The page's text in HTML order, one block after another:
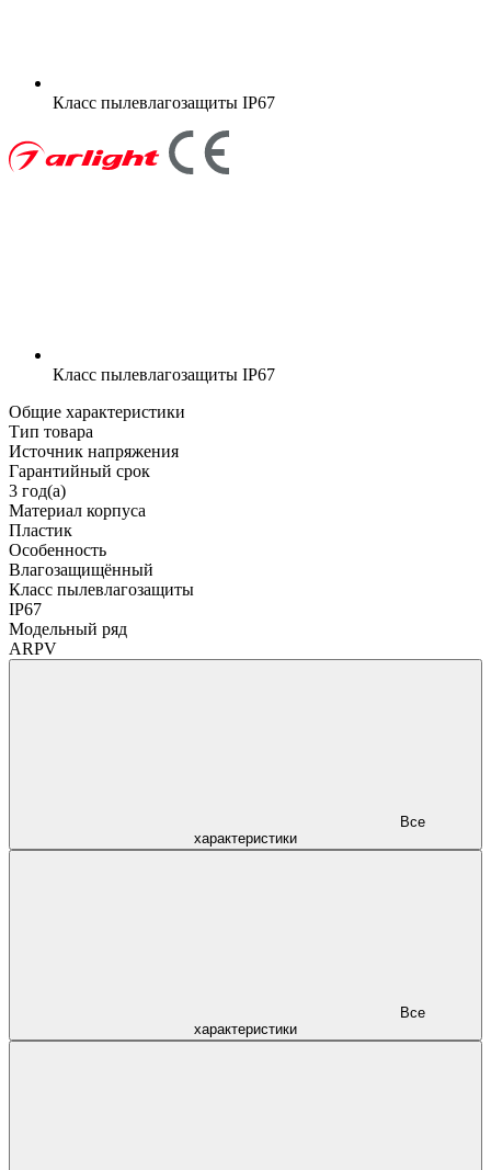
Класс пылевлагозащиты IP67
Класс пылевлагозащиты IP67
Общие характеристики
Тип товара
Источник напряжения
Гарантийный срок
3 год(а)
Материал корпуса
Пластик
Особенность
Влагозащищённый
Класс пылевлагозащиты
IP67
Модельный ряд
ARPV
характеристики
характеристики